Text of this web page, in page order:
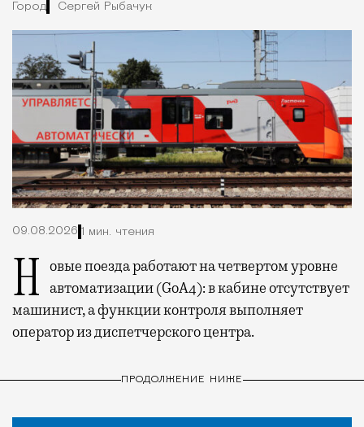
Город Сергей Рыбачук
09.08.2026 1 мин. чтения
Новые поезда работают на четвертом уровне автоматизации (GoA4): в кабине отсутствует
машинист, а функции контроля выполняет
оператор из диспетчерского центра.
ПРОДОЛЖЕНИЕ НИЖЕ